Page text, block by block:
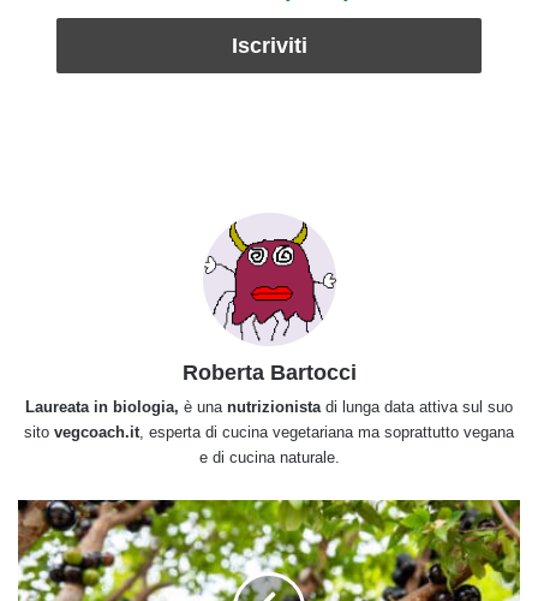
Roberta Bartocci
Laureata in biologia, è una nutrizionista di lunga data attiva sul suo
sito vegcoach.it , esperta di cucina vegetariana ma soprattutto vegana
e di cucina naturale.
Jaboticaba,
l'albero
che
ha